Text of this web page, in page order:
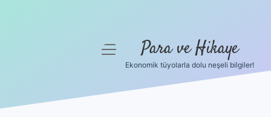
menüyü
Para ve Hikaye
Ekonomik tüyolarla dolu neşeli bilgiler!